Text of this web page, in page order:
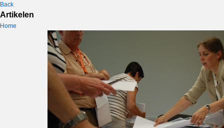
Back
Artikelen
Home